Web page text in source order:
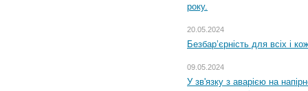
року.
20.05.2024
Безбар’єрність для всіх і
09.05.2024
У зв'язку з аварією на